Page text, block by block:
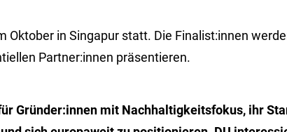
Oktober in Singapur statt. Die Finalist:innen
Partner:innen präsentieren.
Gründer:innen mit Nachhaltigkeitsfokus, ihr